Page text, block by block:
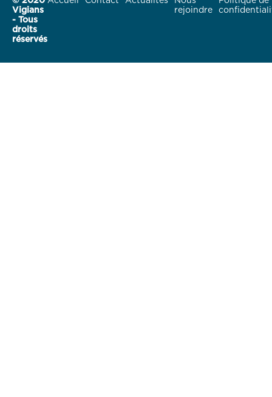
Vigians
- Tous
droits
réservés
rejoindre